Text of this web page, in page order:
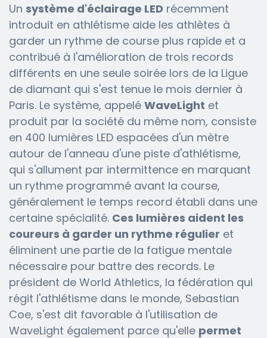
Un système d'éclairage LED récemment
introduit en athlétisme aide les athlètes à
garder un rythme de course plus rapide et a
contribué à l'amélioration de trois records
différents en une seule soirée lors de la Ligue
de diamant qui s'est tenue le mois dernier à
Paris. Le système, appelé WaveLight et
produit par la société du même nom, consiste
en 400 lumières LED espacées d'un mètre
autour de l'anneau d'une piste d'athlétisme,
qui s'allument par intermittence en marquant
un rythme programmé avant la course,
généralement le temps record établi dans une
certaine spécialité. Ces lumières aident les
coureurs à garder un rythme régulier et
éliminent une partie de la fatigue mentale
nécessaire pour battre des records. Le
président de World Athletics, la fédération qui
régit l'athlétisme dans le monde, Sebastian
Coe, s'est dit favorable à l'utilisation de
WaveLight également parce qu'elle permet